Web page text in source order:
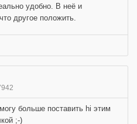
удобно. В неё и
другое положить.
больше поставить hi этим
;-)